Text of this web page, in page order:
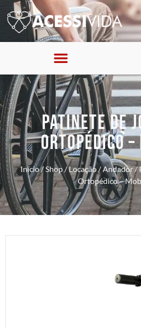
PATINETE DE
ORTOPÉDICO
Início/ Shop/Locação /Andador/
Ortopédico –